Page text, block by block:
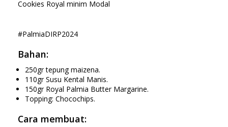
Cookies Royal minim Modal
#PalmiaDIRP2024
Bahan:
250gr tepung maizena.
110gr Susu Kental Manis.
150gr Royal Palmia Butter Margarine.
Topping: Chocochips.
Cara membuat: